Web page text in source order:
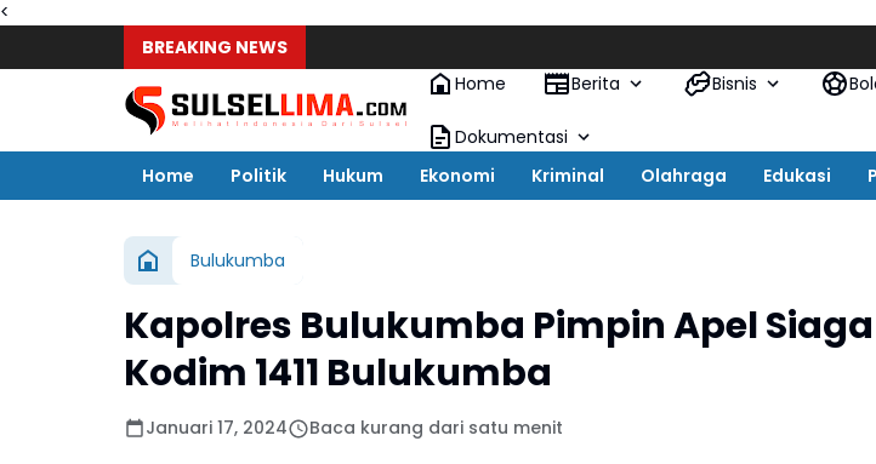
<
BREAKING NEWS
Home
Berita Bisnis
Dokumentasi
Home
Politik Hukum Ekonomi Kriminal Olahraga Edukasi
Bulukumba
Kapolres Bulukumba Pimpin Apel
Kodim 1411 Bulukumba
Januari 17, 2024 Baca kurang dari satu menit